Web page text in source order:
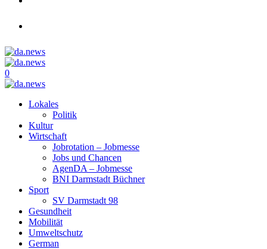
0
Lokales
Politik
Kultur
Wirtschaft
Jobrotation – Jobmesse
Jobs und Chancen
AgenDA – Jobmesse
BNI Darmstadt Büchner
Sport
SV Darmstadt 98
Gesundheit
Mobilität
Umweltschutz
German